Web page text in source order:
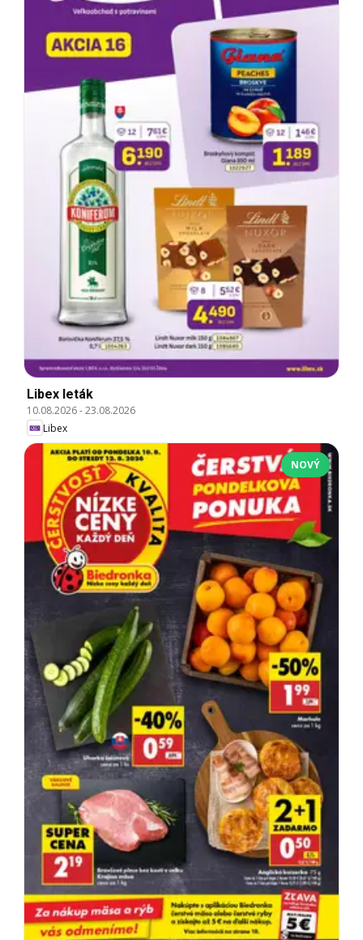
Libex leták
10.08.2026-23.08.2026
Libex
NOVÝ